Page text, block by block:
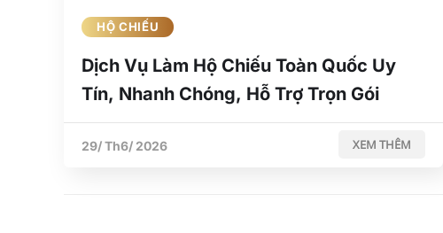
HỘ CHIẾU
Dịch Vụ Làm Hộ Chiếu Toàn Quốc Uy
Tín, Nhanh Chóng, Hỗ Trợ Trọn Gói
29/ Th6/ 2026 XEM THÊM